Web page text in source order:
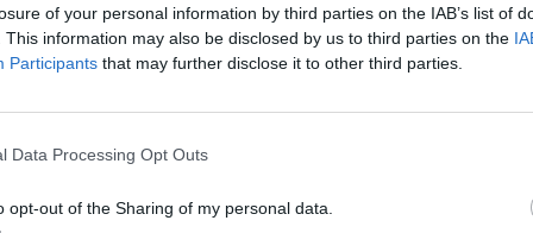
of your personal information by third parties on the IAB’s list of
This information may also be disclosed by us to third parties on the
Participants that may further disclose it to other third parties.
Data Processing Opt Outs
opt-out of the Sharing of my personal data.
Παρακολούθησε την ΤΑΜΣ «ΙΑΣΩΝ –
1/26» [pics]
επάνδρωση μικρονήσων και στην εκτέλεση ειδικής